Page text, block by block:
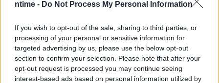
ntime - Do Not Process My Personal Information
If you wish to opt-out of the sale, sharing to third parties, or
processing of your personal or sensitive information for
targeted advertising by us, please use the below opt-out
section to confirm your selection. Please note that after your
opt-out request is processed you may continue seeing
interest-based ads based on personal information utilized by